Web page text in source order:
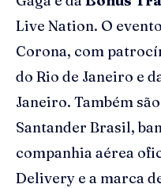
Live Nation. O
Corona, com
do Rio de Janeiro e
Janeiro. Também
Santander Brasil,
companhia aérea
Delivery e a marca